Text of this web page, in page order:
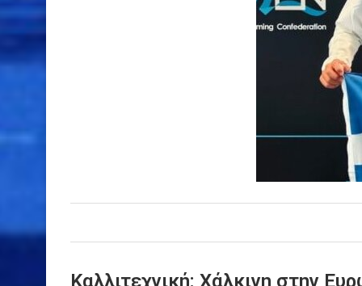
Καλλιτεχνική: Χάλκινη στην